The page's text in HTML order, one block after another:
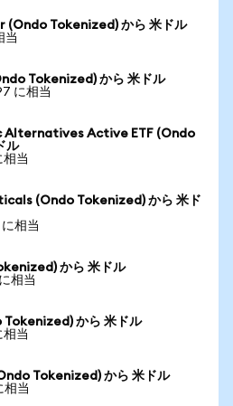
(Ondo Tokenized) から 米ドル
当
Tokenized) から 米ドル
に相当
Alternatives Active ETF (Ondo
ル
相当
(Ondo Tokenized) から 米ド
相当
から 米ドル
相当
から 米ドル
相当
Tokenized) から 米ドル
相当